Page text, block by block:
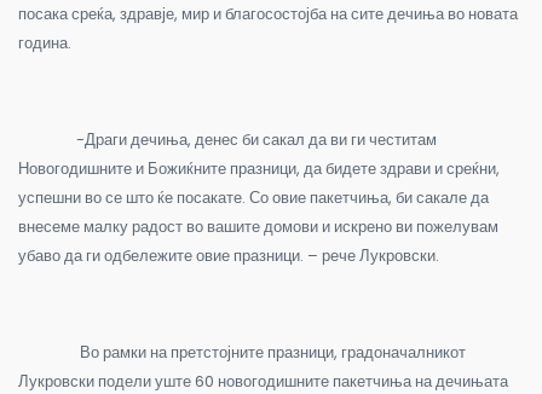
посака среќа, здравје, мир и благосостојба на сите дечиња во новата
година.
-Драги дечиња, денес би сакал да ви ги честитам
Новогодишните и Божиќните празници, да бидете здрави и среќни,
успешни во се што ќе посакате. Со овие пакетчиња, би сакале да
внесеме малку радост во вашите домови и искрено ви пожелувам
убаво да ги одбележите овие празници. – рече Лукровски.
Во рамки на претстојните празници, градоначалникот
Лукровски подели уште 60 новогодишните пакетчиња на дечињата